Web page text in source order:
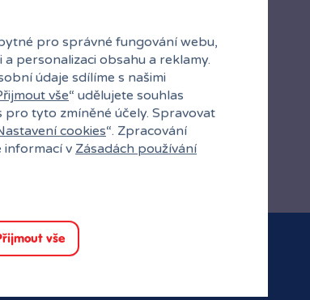
pro správné fungování webu,
personalizaci obsahu a reklamy.
údaje sdílíme s našimi
vše“ udělujete souhlas
tyto zmíněné účely. Spravovat
cookies“. Zpracování
informací v Zásadách používání
vše